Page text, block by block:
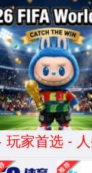
分网 - 实时
分析
截详情
原因:
攻击
触发了安全规则,请提交问